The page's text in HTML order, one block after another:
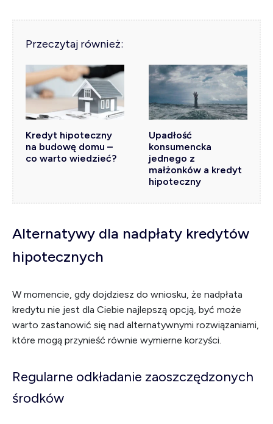
Przeczytaj również:
Kredyt hipoteczny
na budowę domu –
co warto wiedzieć?
Upadłość
konsumencka
jednego z
małżonków a kredyt
hipoteczny
Alternatywy dla nadpłaty kredytów
hipotecznych
W momencie, gdy dojdziesz do wniosku, że nadpłata
kredytu nie jest dla Ciebie najlepszą opcją, być może
warto zastanowić się nad alternatywnymi rozwiązaniami,
które mogą przynieść równie wymierne korzyści.
Regularne odkładanie zaoszczędzonych
środków